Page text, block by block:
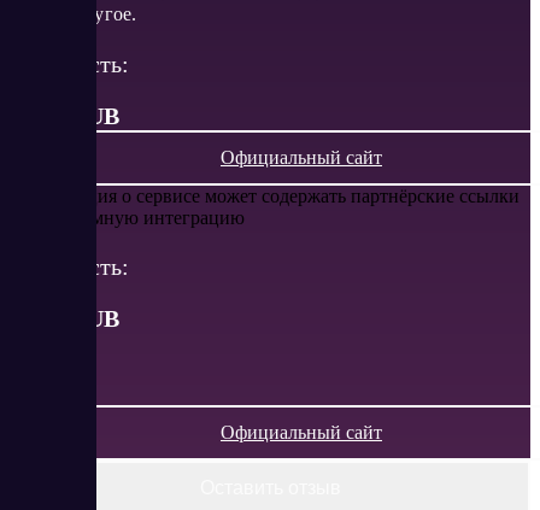
многое другое.
Стоимость:
от 99 RUB
Официальный сайт
Информация о сервисе может содержать партнёрские ссылки
или рекламную интеграцию
Стоимость:
RUB
Официальный сайт